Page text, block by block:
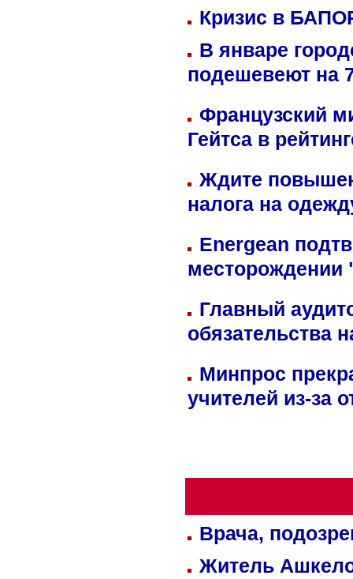
Кризис в
В январе
подешевеют на
Французский
Гейтса в
Ждите
налога на
Energean
Главный
обязательства
Минпрос
учителей из-за
Врача,
Житель